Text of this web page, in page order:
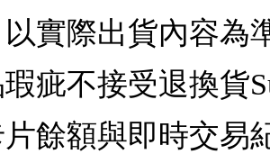
實際出貨內容為
疵不接受退換貨
餘額與即時交易